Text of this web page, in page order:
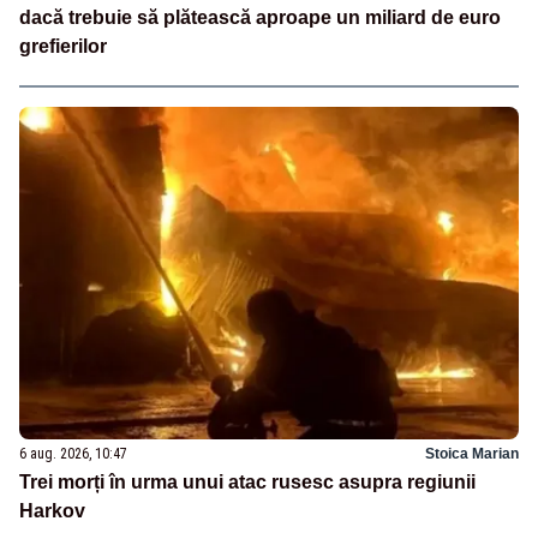
dacă trebuie să plătească aproape un miliard de euro
grefierilor
6 aug. 2026, 10:47 Stoica Marian
Trei morți în urma unui atac rusesc asupra regiunii
Harkov